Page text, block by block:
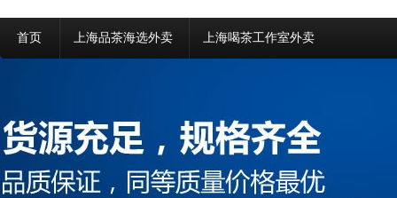
首页 上海品茶海选外卖 上海喝茶工作室外卖